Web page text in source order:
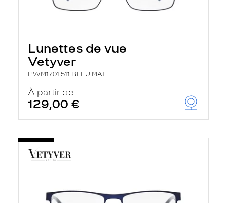
Lunettes de vue
Vetyver
PWM1701 511 BLEU MAT
À partir de
129,00 €